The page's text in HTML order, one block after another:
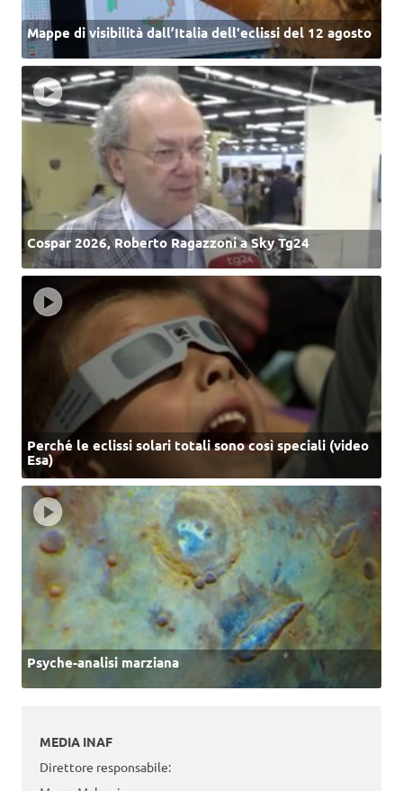
Mappe di visibilità dall’Italia dell'eclissi del 12 agosto
Cospar 2026, Roberto Ragazzoni a Sky Tg24
Perché le eclissi solari totali sono così speciali (video
Esa)
Psyche-analisi marziana
MEDIA INAF
Direttore responsabile: